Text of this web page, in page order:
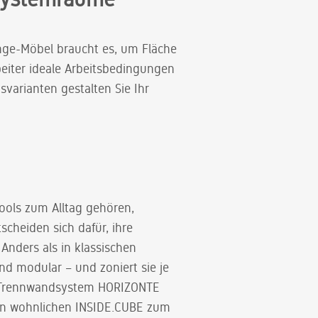
Möbel braucht es, um Fläche
ideale Arbeitsbedingungen
gestalten Sie Ihr
zum Alltag gehören,
sich dafür, ihre
als in klassischen
modular – und zoniert sie je
HORIZONTE
wohnlichen INSIDE.CUBE zum